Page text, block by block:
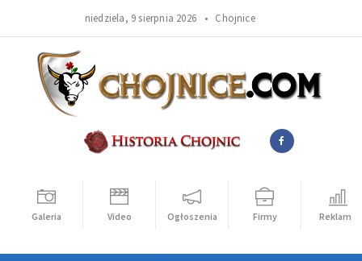
niedziela, 9 sierpnia 2026 • Chojnice
Galeria Video Ogłoszenia Firmy Reklama